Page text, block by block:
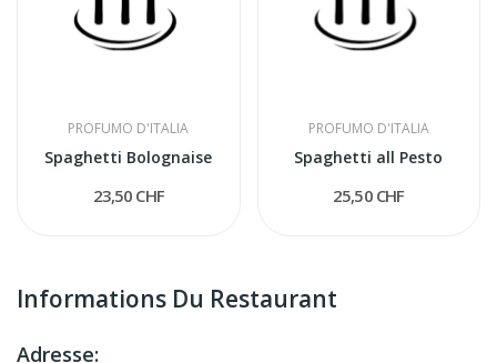
PROFUMO D'ITALIA
Spaghetti Bolognaise
23,50 CHF
PROFUMO D'ITALIA
Spaghetti all Pesto
25,50 CHF
Informations Du Restaurant
Adresse: